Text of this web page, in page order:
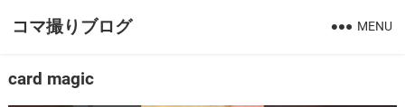
コマ撮りブログ MENU
card magic